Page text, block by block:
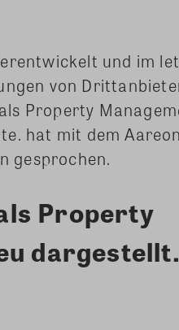
und im
von
Property
hat mit dem
gesprochen.
Property